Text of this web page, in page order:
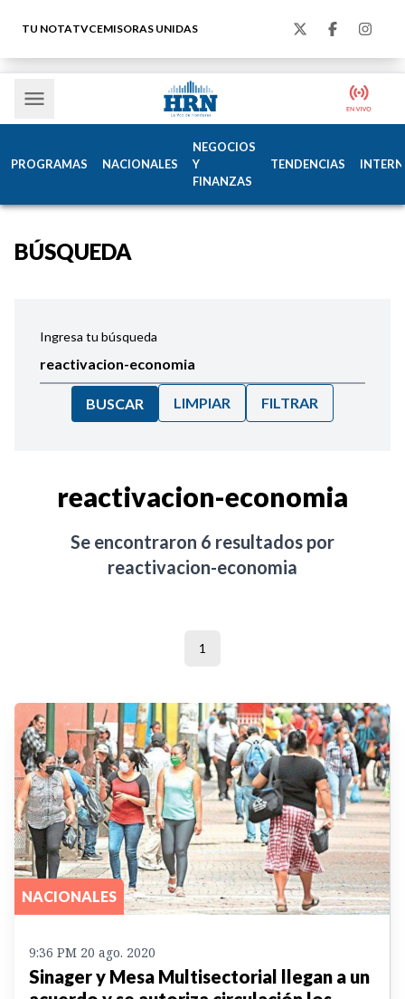
TU NOTATVCEMISORAS UNIDAS
PROGRAMAS NACIONALES
NEGOCIOS
Y
FINANZAS
TENDENCIAS
BÚSQUEDA
Ingresa tu búsqueda
BUSCAR LIMPIAR FILTRAR
reactivacion-economia
Se encontraron 6 resultados por
reactivacion-economia
1
NACIONALES
9:36 PM 20 ago. 2020
Sinager y Mesa Multisectorial llegan a un